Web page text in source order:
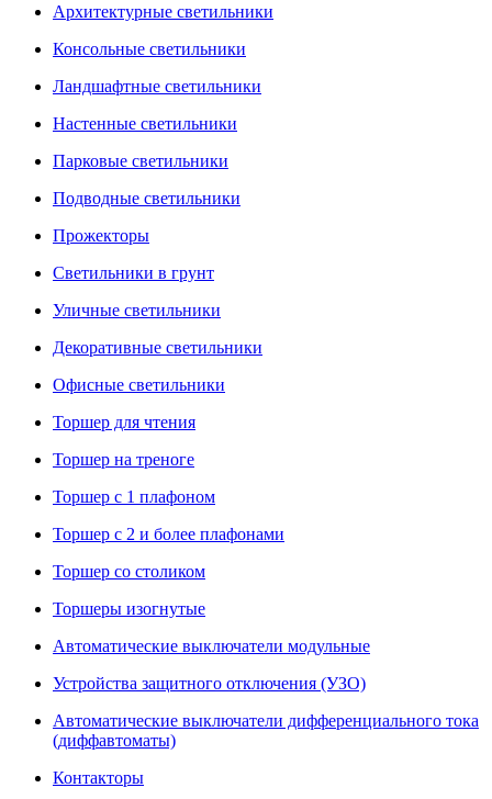
Архитектурные светильники
Консольные светильники
Ландшафтные светильники
Настенные светильники
Парковые светильники
Подводные светильники
Прожекторы
Светильники в грунт
Уличные светильники
Декоративные светильники
Офисные светильники
Торшер для чтения
Торшер на треноге
Торшер с 1 плафоном
Торшер с 2 и более плафонами
Торшер со столиком
Торшеры изогнутые
Автоматические выключатели модульные
Устройства защитного отключения (УЗО)
Автоматические выключатели дифференциального тока
(диффавтоматы)
Контакторы